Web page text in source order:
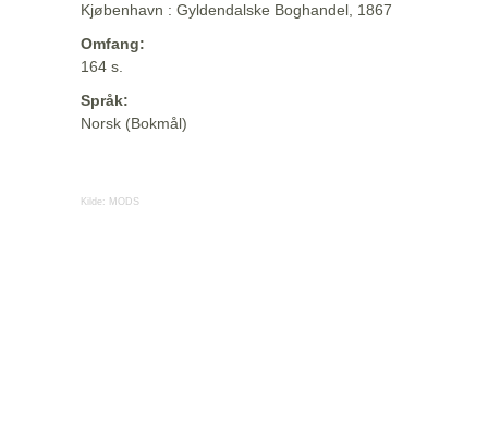
Kjøbenhavn : Gyldendalske Boghandel, 1867
Omfang:
164 s.
Språk:
Norsk (Bokmål)
Kilde: MODS